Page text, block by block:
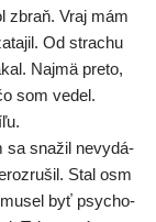
zbraň. Vraj mám
Od stra­chu
Najmä pre­to,
som vedel.
sa sna­žil nevy­dá­
Stal osm
musel byť psy­cho­